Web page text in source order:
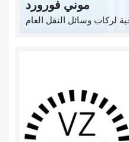
موني فورورد
لركاب وسائل النقل العام